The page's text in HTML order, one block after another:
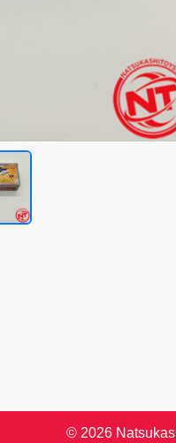
© 2026